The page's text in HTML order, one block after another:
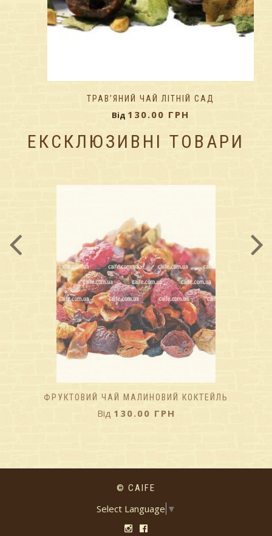
ТРАВ’ЯНИЙ ЧАЙ ЛІТНІЙ САД
Від 130.00 ГРН
ЕКСКЛЮЗИВНІ ТОВАРИ
ФРУКТОВИЙ ЧАЙ МАЛИНОВИЙ КОКТЕЙЛЬ
Від 130.00 ГРН
© CAIFE
Select Language ▼